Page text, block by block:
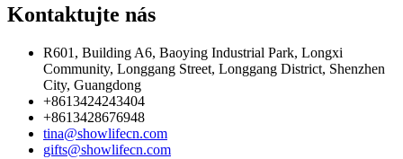
Kontaktujte nás
R601, Building A6, Baoying Industrial Park, Longxi
Community, Longgang Street, Longgang District, Shenzhen
City, Guangdong
+8613424243404
+8613428676948
tina@showlifecn.com
gifts@showlifecn.com